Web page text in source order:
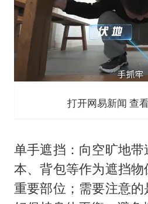
打开网易新闻 查
单手遮挡：向空旷地
本、背包等作为遮挡
重要部位；需要注意